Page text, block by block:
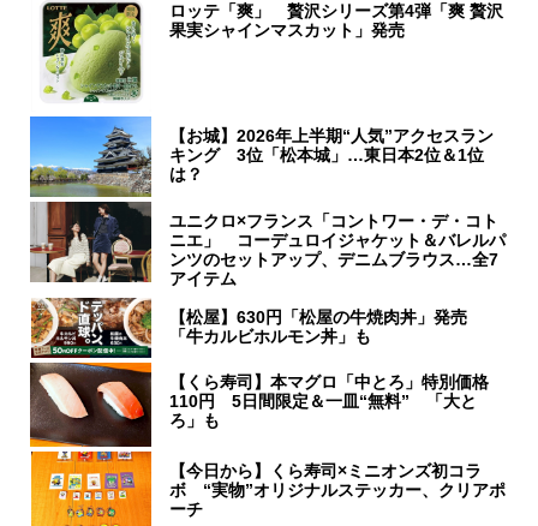
ロッテ「爽」 贅沢シリーズ第4弾「爽 贅沢
果実シャインマスカット」発売
【お城】2026年上半期“人気”アクセスラン
キング 3位「松本城」…東日本2位＆1位
は？
ユニクロ×フランス「コントワー・デ・コト
ニエ」 コーデュロイジャケット＆バレルパ
ンツのセットアップ、デニムブラウス…全7
アイテム
【松屋】630円「松屋の牛焼肉丼」発売
「牛カルビホルモン丼」も
【くら寿司】本マグロ「中とろ」特別価格
110円 5日間限定＆一皿“無料” 「大と
ろ」も
【今日から】くら寿司×ミニオンズ初コラ
ボ “実物”オリジナルステッカー、クリアポ
ーチ